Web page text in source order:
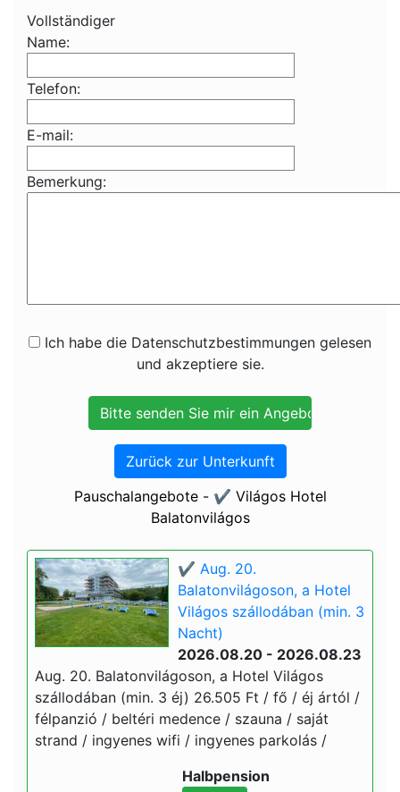
Vollständiger
Name:
Telefon:
E-mail:
Bemerkung:
Ich habe die Datenschutzbestimmungen gelesen
und akzeptiere sie.
Zurück zur Unterkunft
Pauschalangebote - ✔️ Világos Hotel
Balatonvilágos
✔️ Aug. 20.
Balatonvilágoson, a Hotel
Világos szállodában (min. 3
Nacht)
2026.08.20 - 2026.08.23
Aug. 20. Balatonvilágoson, a Hotel Világos
szállodában (min. 3 éj) 26.505 Ft / fő / éj ártól /
félpanzió / beltéri medence / szauna / saját
strand / ingyenes wifi / ingyenes parkolás /
Halbpension